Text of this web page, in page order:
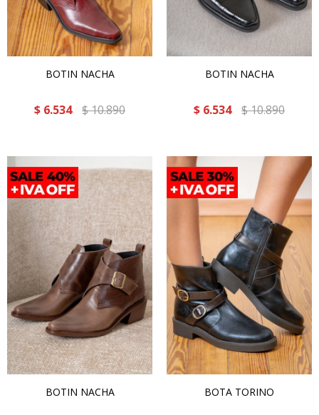
BOTIN NACHA
$ 6.534 $10.890
BOTIN NACHA
$ 6.534 $10.890
BOTIN NACHA BOTA TORINO